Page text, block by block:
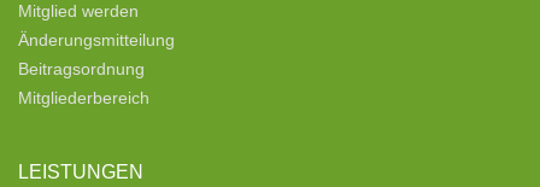
Mitglied werden
Änderungsmitteilung
Beitragsordnung
Mitgliederbereich
LEISTUNGEN